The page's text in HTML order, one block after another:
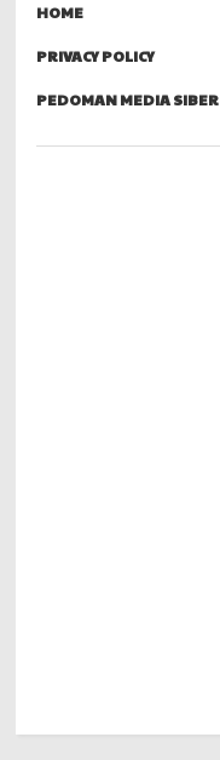
HOME
PRIVACY POLICY
PEDOMAN MEDIA SIBER